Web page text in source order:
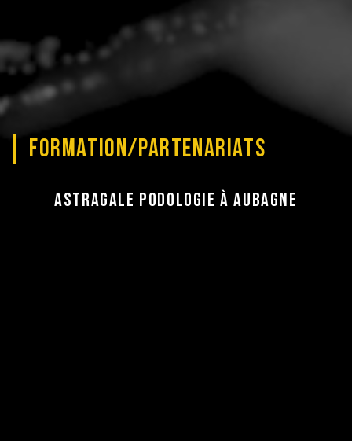
FORMATION/PARTENARIATS
Astragale Podologie à Aubagne